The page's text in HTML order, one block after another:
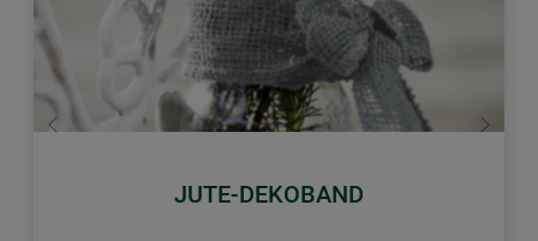
JUTE-DEKOBAND
Zurück Weiter